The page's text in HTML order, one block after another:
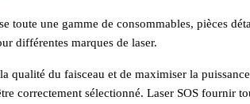
toute une gamme de consommables, pièces
différentes marques de laser.
qualité du faisceau et de maximiser la
correctement sélectionné. Laser SOS fournir